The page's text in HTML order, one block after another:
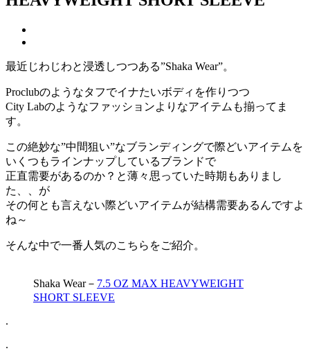
最近じわじわと浸透しつつある”Shaka Wear”。
Proclubのようなタフでイナたいボディを作りつつ
City Labのようなファッションよりなアイテムも揃ってま
す。
この絶妙な”中間狙い”なブランディングで際どいアイテムを
いくつもラインナップしているブランドで
正直需要があるのか？と薄々思っていた時期もありまし
た、、が
その何とも言えない際どいアイテムが結構需要あるんですよ
ね～
そんな中で一番人気のこちらをご紹介。
Shaka Wear－ 7.5 OZ MAX HEAVYWEIGHT
SHORT SLEEVE
.
.